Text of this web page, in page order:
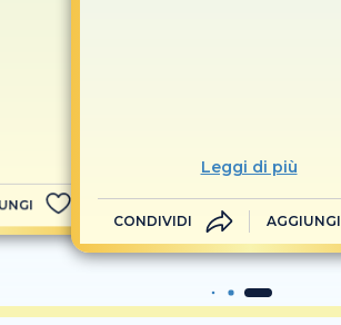
Leggi di più
CONDIVIDI AGGIUNGI